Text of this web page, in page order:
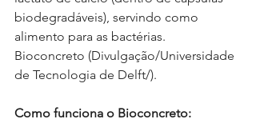
biodegradáveis), servindo como
alimento para as bactérias.
Bioconcreto (Divulgação/Universidade
de Tecnologia de Delft/).
Como funciona o Bioconcreto: